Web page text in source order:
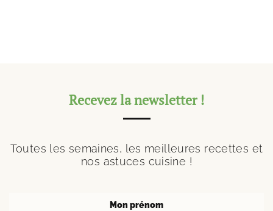
Recevez la newsletter !
Toutes les semaines, les meilleures recettes et
nos astuces cuisine !